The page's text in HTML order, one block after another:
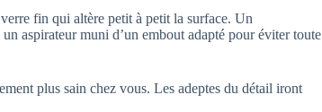
fin qui altère petit à petit la surface. Un
aspirateur muni d’un embout adapté pour éviter toute
plus sain chez vous. Les adeptes du détail iront